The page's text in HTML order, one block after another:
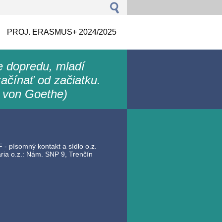
PROJ. ERASMUS+ 2024/2025
dopredu, mladí
od začiatku.
Goethe)
- písomný kontakt a sídlo o.z.
o.z.: Nám. SNP 9, Trenčín